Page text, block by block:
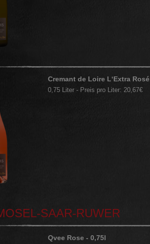
Cremant de Loire L‘Extra Rosé
0,75 Liter - Preis pro Liter: 20,67€
SAAR-RUWER
Qvee Rose - 0,75l